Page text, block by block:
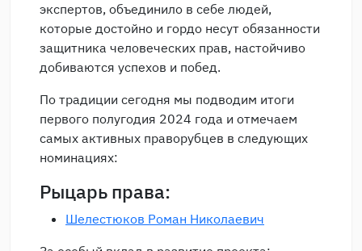
экспертов, объединило в себе людей,
которые достойно и гордо несут обязанности
защитника человеческих прав, настойчиво
добиваются успехов и побед.
По традиции сегодня мы подводим итоги
первого полугодия 2024 года и отмечаем
самых активных праворубцев в следующих
номинациях:
Рыцарь права:
Шелестюков Роман Николаевич